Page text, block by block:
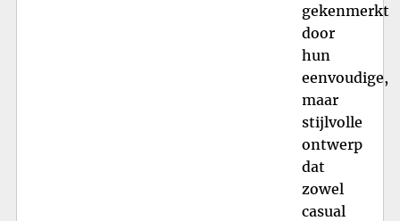
gekenmerkt
door
hun
eenvoudige,
maar
stijlvolle
ontwerp
dat
zowel
casual